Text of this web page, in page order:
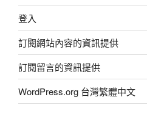
登入
訂閱網站內容的資訊提供
訂閱留言的資訊提供
WordPress.org 台灣繁體中文